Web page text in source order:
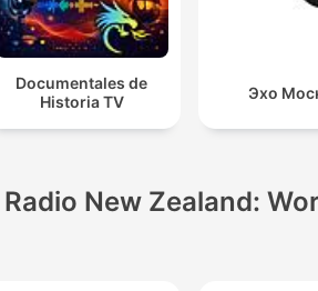
Documentales de
Historia TV
Эхо
New Zealand: